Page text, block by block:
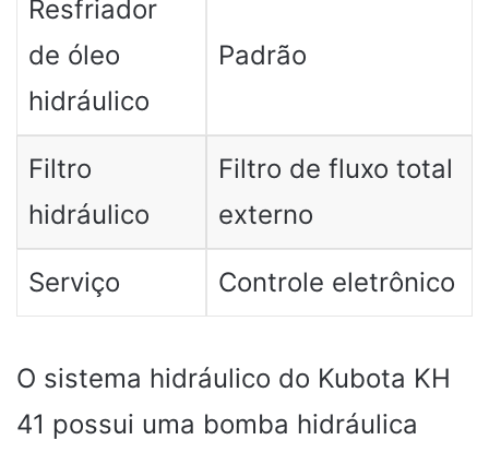
Resfriador
de óleo
hidráulico
Padrão
Filtro
hidráulico
Filtro de fluxo total
externo
Serviço Controle eletrônico
O sistema hidráulico do Kubota KH
41 possui uma bomba hidráulica